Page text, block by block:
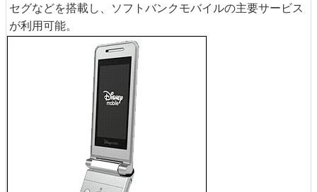
セグなどを搭載し、ソフトバンクモバイルの主要サービス
が利用可能。